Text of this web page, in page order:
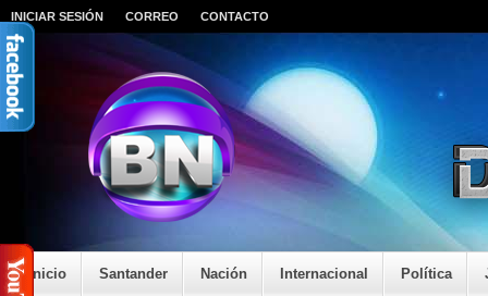
INICIAR SESIÓN CORREO CONTACTO
Inicio Santander Nación Internacional Política